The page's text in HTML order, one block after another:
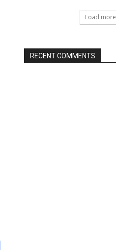
Load more
RECENT COMMENTS